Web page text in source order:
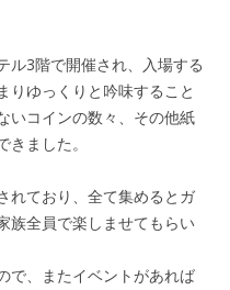
ル3階で開催され、入場する
りゆっくりと吟味すること
いコインの数々、その他紙
ました。
れており、全て集めるとガ
族全員で楽しませてもらい
で、またイベントがあれば